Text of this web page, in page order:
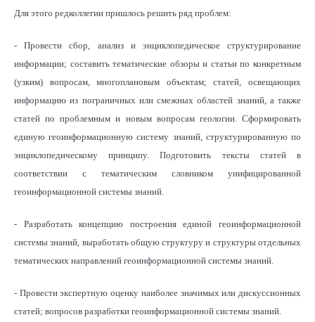
Для этого редколлегии пришлось решить ряд проблем:
- Провести сбор, анализ и энциклопедическое структурирование
информации; составить тематические обзоры и статьи по конкретным
(узким) вопросам, многоплановым объектам; статей, освещающих
информацию из пограничных или смежных областей знаний, а также
статей по проблемным и новым вопросам геологии. Сформировать
единую геоинформационную систему знаний, структурированную по
энциклопедическому принципу. Подготовить тексты статей в
соответствии с тематическим словником унифицированной
геоинформационной системы знаний.
- Разработать концепцию построения единой геоинформационной
системы знаний, выработать общую структуру и структуры отдельных
тематических направлений геоинформационной системы знаний.
- Провести экспертную оценку наиболее значимых или дискуссионных
статей; вопросов разработки геоинформационной системы знаний.